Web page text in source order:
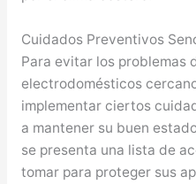
Cuidados Preventivos
Para evitar los problemas
electrodomésticos
implementar ciertos
a mantener su buen
se presenta una lista de
tomar para proteger sus